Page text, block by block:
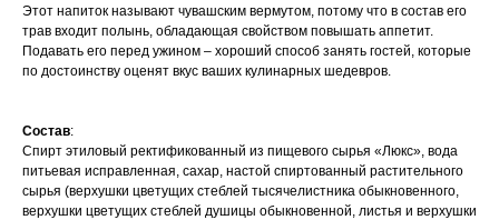
Этот напиток называют чувашским вермутом, потому что в состав его
трав входит полынь, обладающая свойством повышать аппетит.
Подавать его перед ужином – хороший способ занять гостей, которые
по достоинству оценят вкус ваших кулинарных шедевров.
Состав:
Спирт этиловый ректификованный из пищевого сырья «Люкс», вода
питьевая исправленная, сахар, настой спиртованный растительного
сырья (верхушки цветущих стеблей тысячелистника обыкновенного,
верхушки цветущих стеблей душицы обыкновенной, листья и верхушки